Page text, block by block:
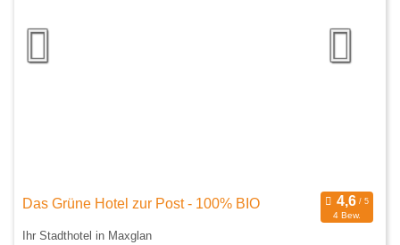
Das Grüne Hotel zur Post - 100% BIO
4 Bew.
Ihr Stadthotel in Maxglan